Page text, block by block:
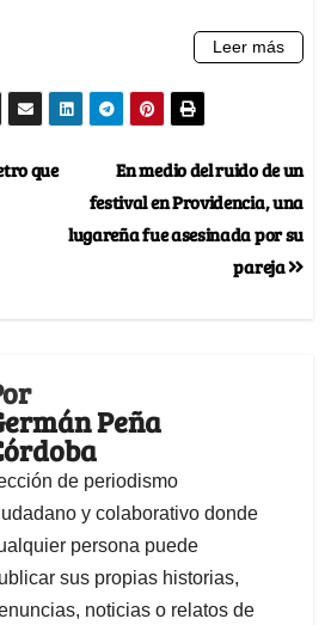
En medio del ruido de un
festival en Providencia, una
lugareña fue asesinada por su
pareja
que
Peña
de periodismo
y colaborativo donde
persona puede
sus propias historias,
noticias o relatos de